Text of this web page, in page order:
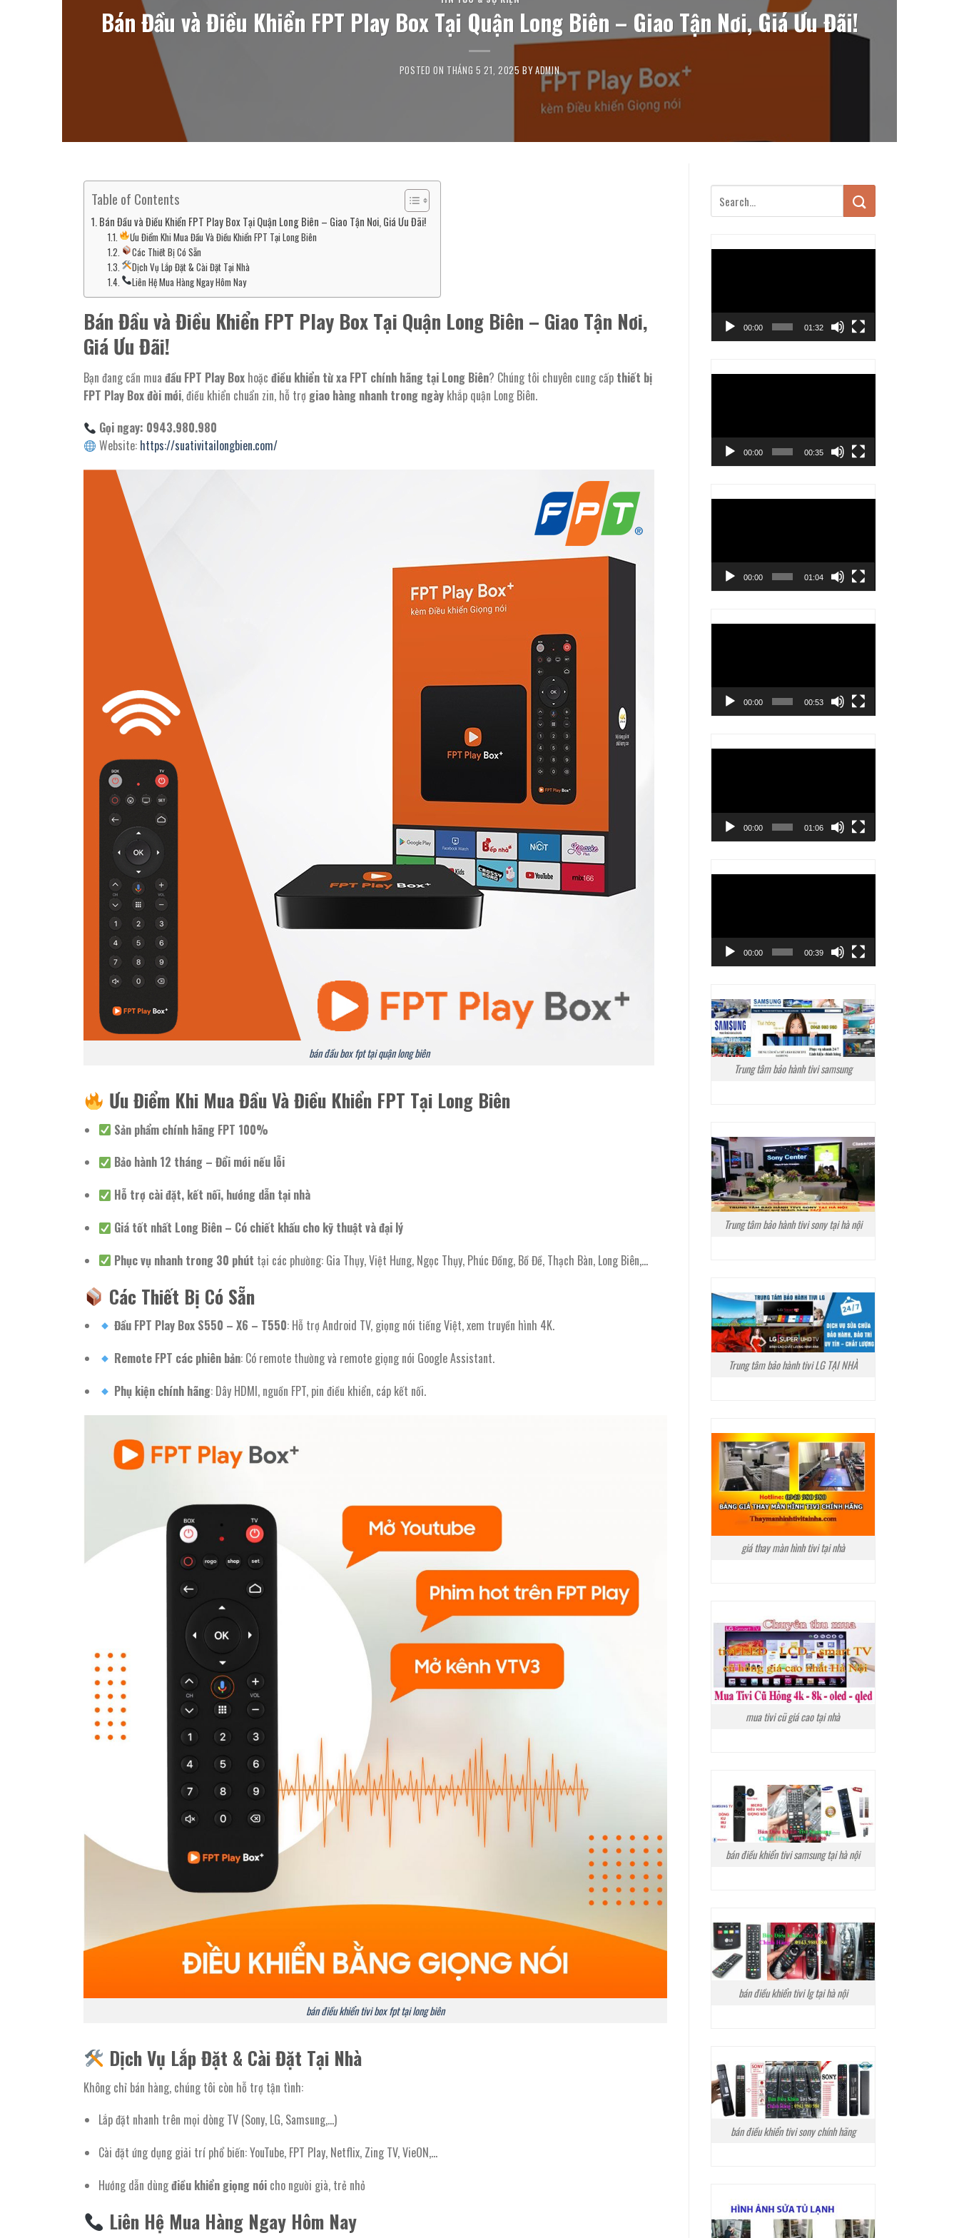
Bán Đầu và Điều Khiển FPT Play Box Tại Quận Long Biên – Giao Tận Nơi, Giá Ưu Đãi!
POSTED ON THÁNG 5 21, 2025 BYADMIN
Table of Contents
Bán Đầu và Điều Khiển FPT Play Box Tại Quận Long Biên – Giao Tận Nơi, Giá Ưu Đãi!
Ưu Điểm Khi Mua Đầu Và Điều Khiển FPT Tại Long Biên
Các Thiết Bị Có Sẵn
Dịch Vụ Lắp Đặt & Cài Đặt Tại Nhà
Liên Hệ Mua Hàng Ngay Hôm Nay
Bán Đầu và Điều Khiển FPT Play Box Tại Quận Long Biên – Giao Tận Nơi,
Giá Ưu Đãi!
Bạn đang cần mua đầu FPT Play Box hoặc điều khiển từ xa FPT chính hãng tại Long Biên? Chúng tôi chuyên cung cấp thiết bị
FPT Play Box đời mới, điều khiển chuẩn zin, hỗ trợ giao hàng nhanh trong ngày khắp quận Long Biên.
Gọi ngay: 0943.980.980
Website: https://suativitailongbien.com/
bán đầu box fpt tại quận long biên
Ưu Điểm Khi Mua Đầu Và Điều Khiển FPT Tại Long Biên
Sản phẩm chính hãng FPT 100%
Bảo hành 12 tháng – Đổi mới nếu lỗi
Hỗ trợ cài đặt, kết nối, hướng dẫn tại nhà
Giá tốt nhất Long Biên – Có chiết khấu cho kỹ thuật và đại lý
Phục vụ nhanh trong 30 phút tại các phường: Gia Thụy, Việt Hưng, Ngọc Thụy, Phúc Đồng, Bồ Đề, Thạch Bàn, Long Biên,…
Các Thiết Bị Có Sẵn
Đầu FPT Play Box S550 – X6 – T550: Hỗ trợ Android TV, giọng nói tiếng Việt, xem truyền hình 4K.
Remote FPT các phiên bản: Có remote thường và remote giọng nói Google Assistant.
Phụ kiện chính hãng: Dây HDMI, nguồn FPT, pin điều khiển, cáp kết nối.
bán điều khiển tivi box fpt tại long biên
Dịch Vụ Lắp Đặt & Cài Đặt Tại Nhà
Không chỉ bán hàng, chúng tôi còn hỗ trợ tận tình:
Lắp đặt nhanh trên mọi dòng TV (Sony, LG, Samsung,…)
Cài đặt ứng dụng giải trí phổ biến: YouTube, FPT Play, Netflix, Zing TV, VieON,…
Hướng dẫn dùngđiều khiển giọng nóicho người già, trẻ nhỏ
Liên Hệ Mua Hàng Ngay Hôm Nay
00:00 01:32
00:00 00:35
00:00 01:04
00:00 00:53
00:00 01:06
00:00 00:39
Trung tâm bảo hành tivi samsung
Trung tâm bảo hành tivi sony tại hà nội
Trung tâm bảo hành tivi LG TẠI NHÀ
giá thay màn hình tivi tại nhà
mua tivi cũ giá cao tại nhà
bán điều khiển tivi samsung tại hà nội
bán điều khiển tivi lg tại hà nội
bán điều khiển tivi sony chính hãng